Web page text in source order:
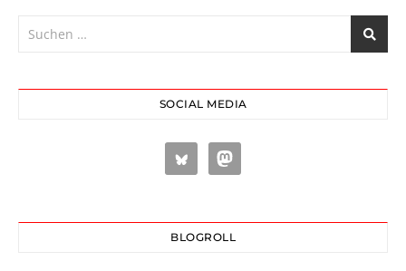
SOCIAL MEDIA
BLOGROLL